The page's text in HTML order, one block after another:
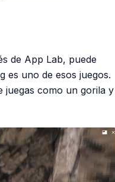
de App Lab, puede
es uno de esos juegos.
juegas como un gorila y